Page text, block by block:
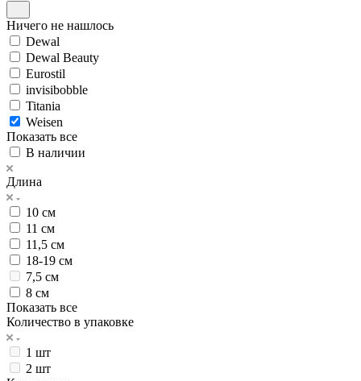
Ничего не нашлось
Dewal
Dewal Beauty
Eurostil
invisibobble
Titania
Weisen
Показать все
В наличии
Длина
10 см
11 см
11,5 см
18-19 см
7,5 см
8 см
Показать все
Количество в упаковке
1 шт
2 шт